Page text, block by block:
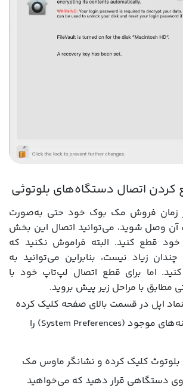
کردن اتصال دستگاه‌های بلوتوثی
زمان فروش مک بوک خود حتی به‌صورت
آن وصل شوید، می‌توانید اتصال این بخش
قطع کنید. البته فراموش نکنید که
زیاد نیست، بنابراین می‌توانید به
اما برای قطع اتصال لپ‌تاپ خود با
مطابق با مراحل زیر پیش بروید.
نماد اپل در قسمت بالای صفحه کلیک کرده
و در بین گزینه‌های موجود (System Preferences) را
بلوتوث کلیک کرده و نشانگر ماوس مک
دستگاهی قرار دهید که می‌خواهید